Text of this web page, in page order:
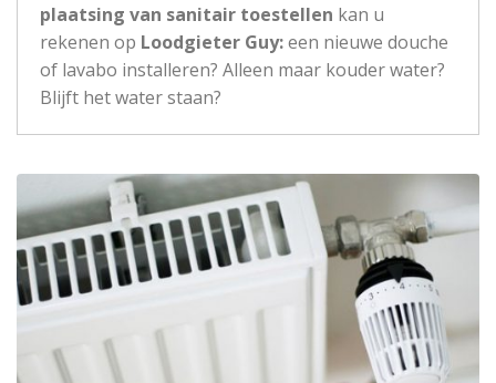
plaatsing van sanitair toestellen kan u
rekenen op Loodgieter Guy:een nieuwe douche
of lavabo installeren? Alleen maar kouder water?
Blijft het water staan?